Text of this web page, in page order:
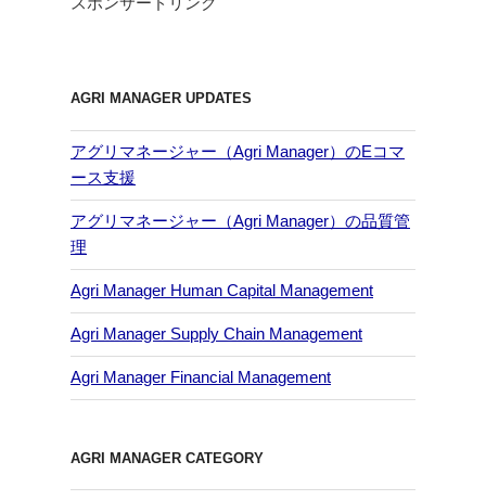
AGRI MANAGER UPDATES
アグリマネージャー（Agri Manager）のEコマ
ース支援
アグリマネージャー（Agri Manager）の品質管
理
Agri Manager Human Capital Management
Agri Manager Supply Chain Management
Agri Manager Financial Management
AGRI MANAGER CATEGORY